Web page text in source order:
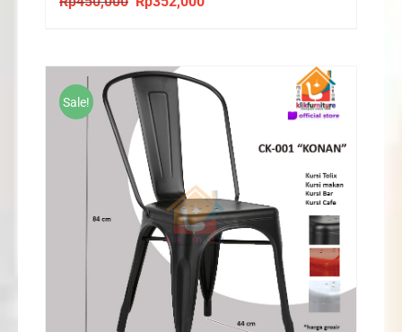
Rp450,000.
Sale!